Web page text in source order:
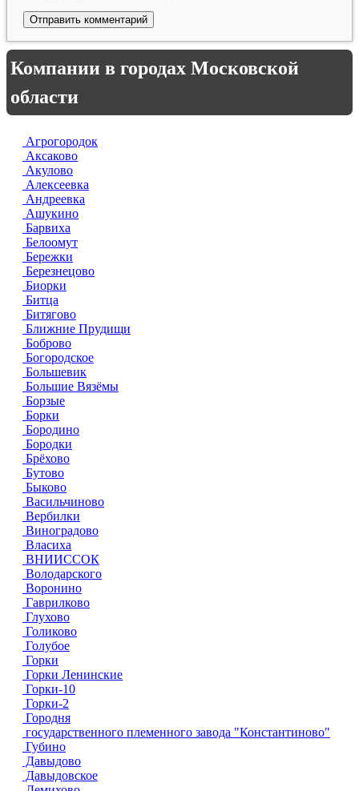
Компании в городах Московской
области
Агрогородок
Аксаково
Акулово
Алексеевка
Андреевка
Ашукино
Барвиха
Белоомут
Бережки
Березнецово
Биорки
Битца
Битягово
Ближние Прудищи
Боброво
Богородское
Большевик
Большие Вязёмы
Борзые
Борки
Бородино
Бородки
Брёхово
Бутово
Быково
Васильчиново
Вербилки
Виноградово
Власиха
ВНИИССОК
Володарского
Воронино
Гаврилково
Глухово
Голиково
Голубое
Горки
Горки Ленинские
Горки-10
Горки-2
Городня
государственного племенного завода "Константиново"
Губино
Давыдово
Давыдовское